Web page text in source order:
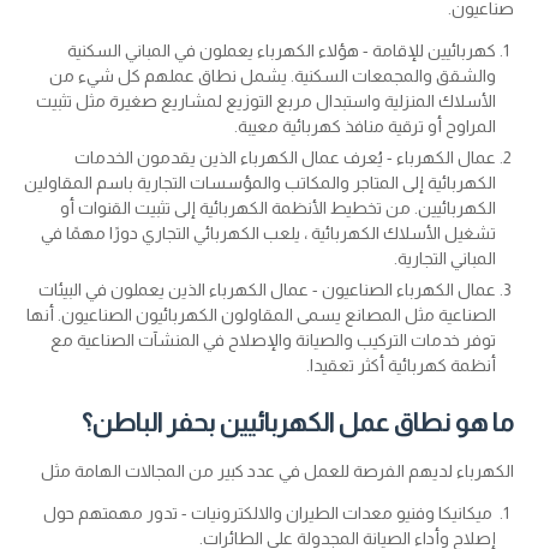
صناعيون.
كهربائيين للإقامة - هؤلاء الكهرباء يعملون في المباني السكنية
والشقق والمجمعات السكنية. يشمل نطاق عملهم كل شيء من
الأسلاك المنزلية واستبدال مربع التوزيع لمشاريع صغيرة مثل تثبيت
المراوح أو ترقية منافذ كهربائية معيبة.
عمال الكهرباء - يُعرف عمال الكهرباء الذين يقدمون الخدمات
الكهربائية إلى المتاجر والمكاتب والمؤسسات التجارية باسم المقاولين
الكهربائيين. من تخطيط الأنظمة الكهربائية إلى تثبيت القنوات أو
تشغيل الأسلاك الكهربائية ، يلعب الكهربائي التجاري دورًا مهمًا في
المباني التجارية.
عمال الكهرباء الصناعيون - عمال الكهرباء الذين يعملون في البيئات
الصناعية مثل المصانع يسمى المقاولون الكهربائيون الصناعيون. أنها
توفر خدمات التركيب والصيانة والإصلاح في المنشآت الصناعية مع
أنظمة كهربائية أكثر تعقيدا.
ما هو نطاق عمل الكهربائيين بحفر الباطن؟
الكهرباء لديهم الفرصة للعمل في عدد كبير من المجالات الهامة مثل
ميكانيكا وفنيو معدات الطيران والالكترونيات - تدور مهمتهم حول
إصلاح وأداء الصيانة المجدولة على الطائرات.